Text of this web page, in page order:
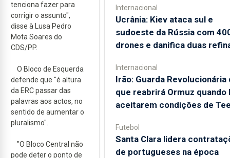
tenciona fazer para
corrigir o assunto",
disse à Lusa Pedro
Mota Soares do
CDS/PP.
O Bloco de Esquerda
defende que "é altura
da ERC passar das
palavras aos actos, no
sentido de aumentar o
pluralismo".
"O Bloco Central não
pode deter o ponto de
Internacional
Ucrânia: Kiev ataca sul e
sudoeste da Rússia com
drones e danifica duas
Internacional
Irão: Guarda Revolucionária
que reabrirá Ormuz quando
aceitarem condições de
Futebol
Santa Clara lidera
de portugueses na época